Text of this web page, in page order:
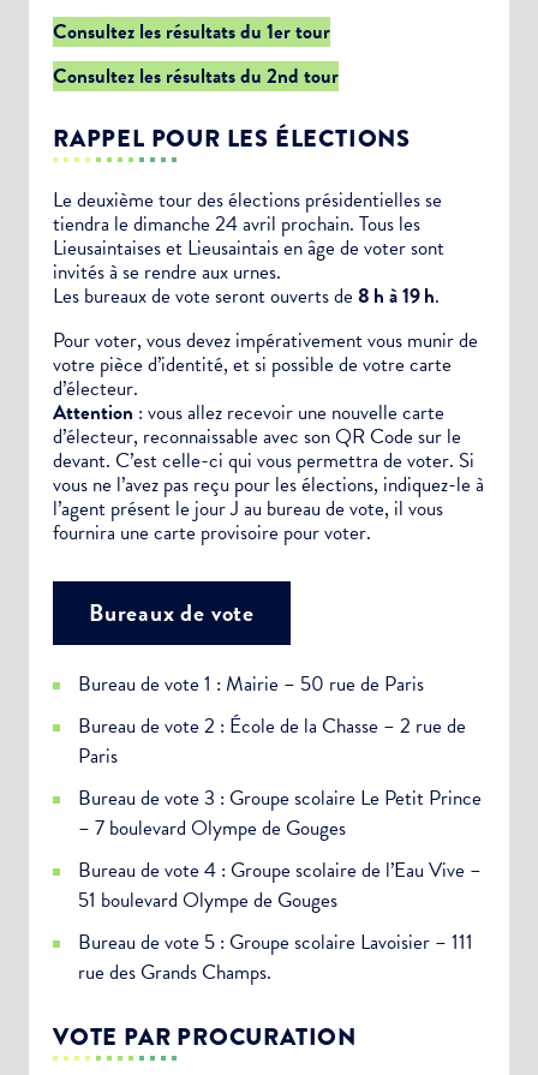
Consultez les résultats du 1er tour
Consultez les résultats du 2nd tour
RAPPEL POUR LES ÉLECTIONS
Le deuxième tour des élections présidentielles se
tiendra le dimanche 24 avril prochain. Tous les
Lieusaintaises et Lieusaintais en âge de voter sont
invités à se rendre aux urnes.
Les bureaux de vote seront ouverts de 8 h à 19 h.
Pour voter, vous devez impérativement vous munir de
votre pièce d’identité, et si possible de votre carte
d’électeur.
Attention : vous allez recevoir une nouvelle carte
d’électeur, reconnaissable avec son QR Code sur le
devant. C’est celle-ci qui vous permettra de voter. Si
vous ne l’avez pas reçu pour les élections, indiquez-le à
l’agent présent le jour J au bureau de vote, il vous
fournira une carte provisoire pour voter.
Bureaux de vote
Bureau de vote 1 : Mairie – 50 rue de Paris
Bureau de vote 2 : École de la Chasse – 2 rue de
Paris
Bureau de vote 3 : Groupe scolaire Le Petit Prince
– 7 boulevard Olympe de Gouges
Bureau de vote 4 : Groupe scolaire de l’Eau Vive –
51 boulevard Olympe de Gouges
Bureau de vote 5 : Groupe scolaire Lavoisier – 111
rue des Grands Champs.
VOTE PAR PROCURATION